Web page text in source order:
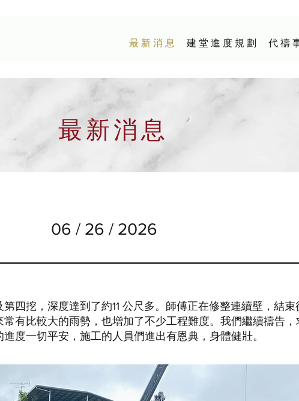
最 新 消 息 建 堂 進 度 規 劃 代 禱
​最新消息
06 / 26 / 2026
四挖，深度達到了約11 公尺多。師傅正在修整連續壁，結束
有比較大的雨勢，也增加了不少工程難度。我們繼續禱告，
度一切平安，施工的人員們進出有恩典，身體健壯。